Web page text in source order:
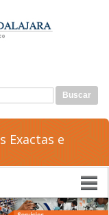
de búsqueda
Exactas e